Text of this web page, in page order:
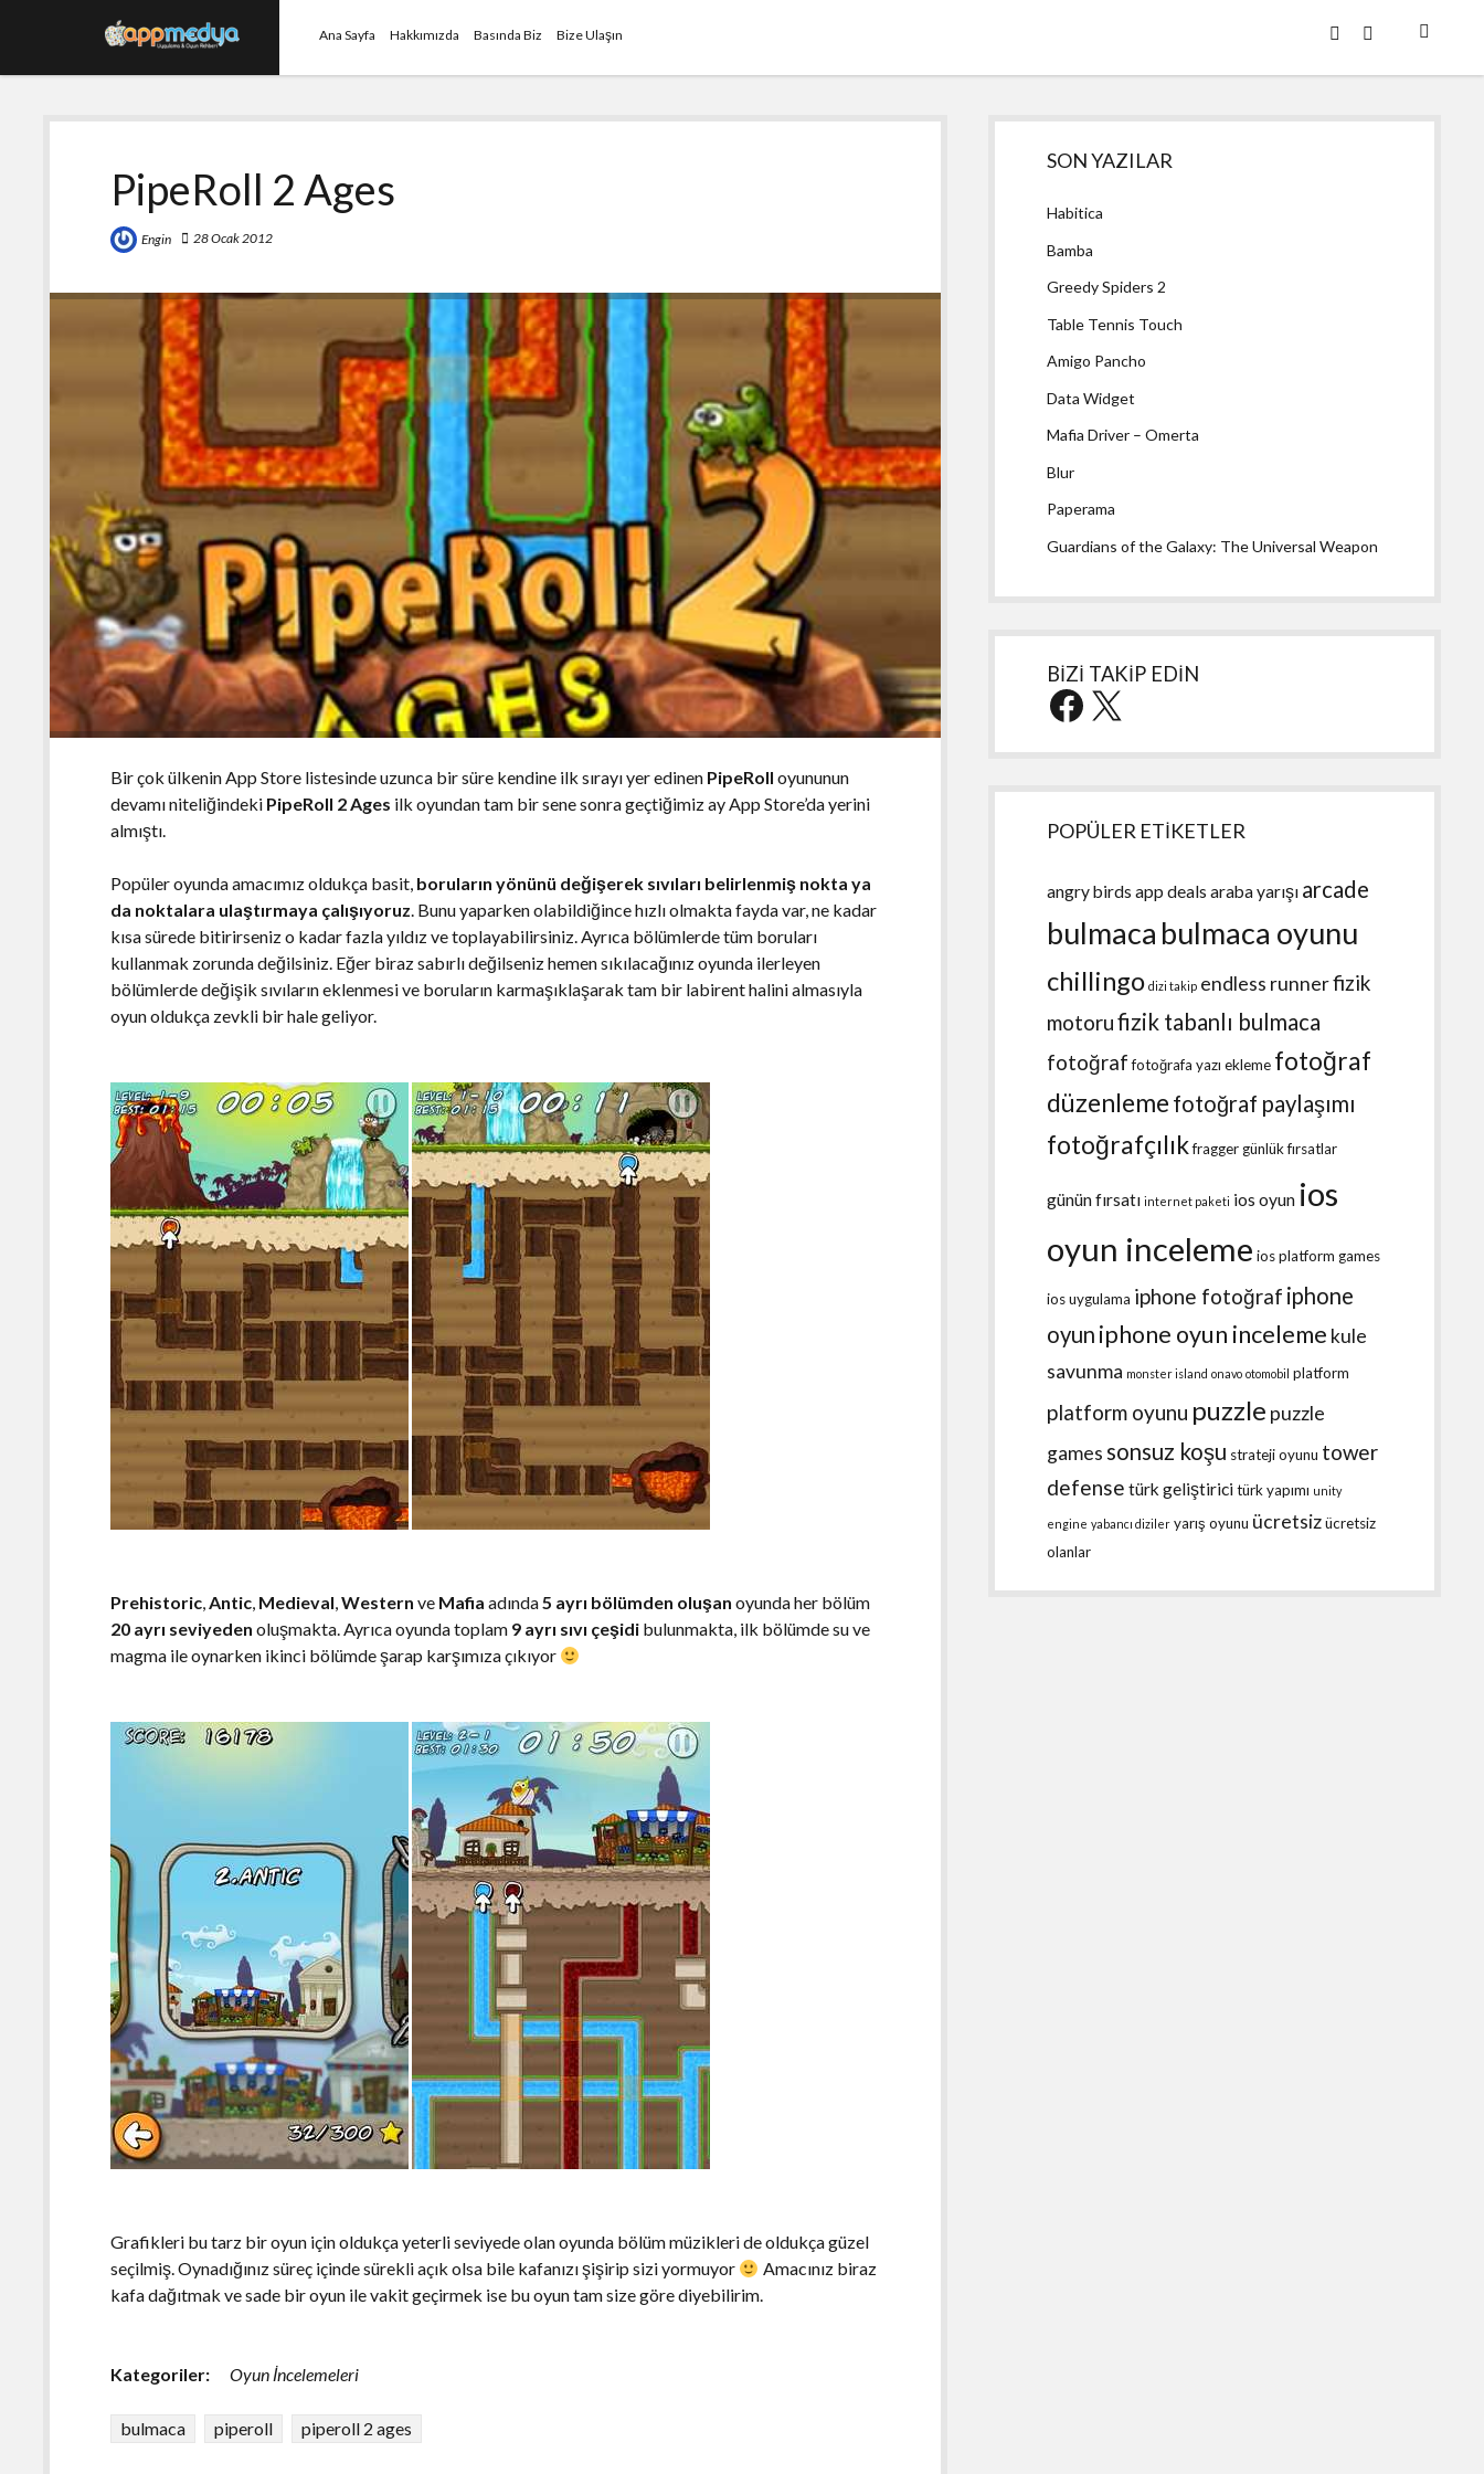
Ana Sayfa Hakkımızda Basında Biz Bize Ulaşın twitterfacebook
PipeRoll 2 Ages
Engin 28 Ocak 2012
Bir çok ülkenin App Store listesinde uzunca bir süre kendine ilk sırayı yer edinen PipeRoll oyununun
devamı niteliğindeki PipeRoll 2 Ages ilk oyundan tam bir sene sonra geçtiğimiz ay App Store’da yerini
almıştı.
Popüler oyunda amacımız oldukça basit, boruların yönünü değişerek sıvıları belirlenmiş nokta ya
da noktalara ulaştırmaya çalışıyoruz. Bunu yaparken olabildiğince hızlı olmakta fayda var, ne kadar
kısa sürede bitirirseniz o kadar fazla yıldız ve toplayabilirsiniz. Ayrıca bölümlerde tüm boruları
kullanmak zorunda değilsiniz. Eğer biraz sabırlı değilseniz hemen sıkılacağınız oyunda ilerleyen
bölümlerde değişik sıvıların eklenmesi ve boruların karmaşıklaşarak tam bir labirent halini almasıyla
oyun oldukça zevkli bir hale geliyor.
Prehistoric,Antic, Medieval,Western ve Mafia adında5 ayrı bölümden oluşan oyunda her bölüm
20 ayrı seviyeden oluşmakta. Ayrıca oyunda toplam 9 ayrı sıvı çeşidi bulunmakta, ilk bölümde su ve
magma ile oynarken ikinci bölümde şarap karşımıza çıkıyor
Grafikleri bu tarz bir oyun için oldukça yeterli seviyede olan oyunda bölüm müzikleri de oldukça güzel
seçilmiş. Oynadığınız süreç içinde sürekli açık olsa bile kafanızı şişirip sizi yormuyor
Amacınız biraz
kafa dağıtmak ve sade bir oyun ile vakit geçirmek ise bu oyun tam size göre diyebilirim.
Kategoriler: Oyun İncelemeleri
bulmaca piperoll piperoll 2 ages
Yan
Menü
SON YAZILAR
Habitica
Bamba
Greedy Spiders 2
Table Tennis Touch
Amigo Pancho
Data Widget
Mafia Driver – Omerta
Blur
Paperama
Guardians of the Galaxy: The Universal Weapon
BİZİ TAKİP EDİN
Facebook
X
POPÜLER ETİKETLER
angry birds app deals araba yarışı arcade
bulmaca bulmaca oyunu
chillingo dizi takip endless runnerfizik
motorufizik tabanlı bulmaca
fotoğraf fotoğrafa yazı ekleme fotoğraf
düzenleme fotoğraf paylaşımı
fotoğrafçılıkfraggergünlük fırsatlar
günün fırsatı internet paketi ios oyun ios
oyun inceleme ios platform games
ios uygulama iphone fotoğraf iphone
oyun iphone oyun inceleme kule
savunma monster island onavo otomobil platform
platform oyunu puzzle puzzle
games sonsuz koşu strateji oyunu tower
defense türk geliştiricitürk yapımı unity
engine yabancı diziler yarış oyunu ücretsizücretsiz
olanlar